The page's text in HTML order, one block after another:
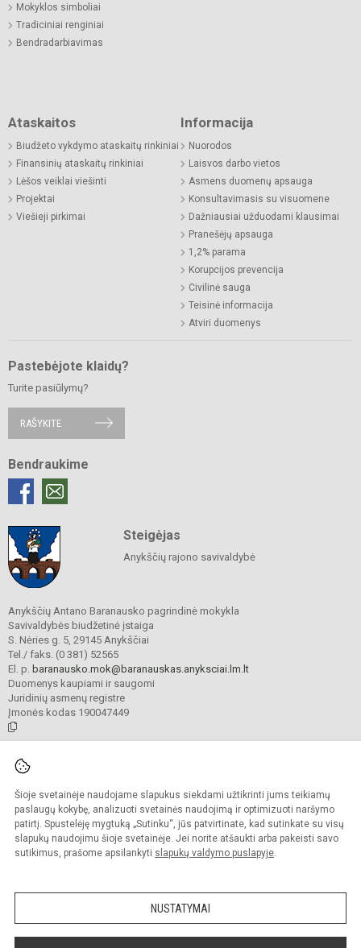
Šioje svetainėje naudojame slapukus siekdami užtikrinti jums teikiamų
paslaugų kokybę, analizuoti svetainės naudojimą ir optimizuoti naršymo
patirtį. Spustelėję mygtuką „Sutinku“, jūs patvirtinate, kad sutinkate su visų
slapukų naudojimu šioje svetainėje. Jei norite atšaukti arba pakeisti savo
sutikimus, prašome apsilankyti slapukų valdymo puslapyje.
NUSTATYMAI
Mokyklos simboliai
Tradiciniai renginiai
Bendradarbiavimas
Ataskaitos
Biudžeto vykdymo ataskaitų rinkiniai
Finansinių ataskaitų rinkiniai
Lėšos veiklai viešinti
Projektai
Viešieji pirkimai
Informacija
Nuorodos
Laisvos darbo vietos
Asmens duomenų apsauga
Konsultavimasis su visuomene
Dažniausiai užduodami klausimai
Pranešėjų apsauga
1,2% parama
Korupcijos prevencija
Civilinė sauga
Teisinė informacija
Atviri duomenys
Pastebėjote klaidų?
Turite pasiūlymų?
RAŠYKITE
Bendraukime
Steigėjas
Anykščių rajono savivaldybė
Anykščių Antano Baranausko pagrindinė mokykla
Savivaldybės biudžetinė įstaiga
S. Nėries g. 5, 29145 Anykščiai
Tel./ faks. (0 381) 52565
El. p. baranausko.mok@baranauskas.anyksciai.lm.lt
Duomenys kaupiami ir saugomi
Juridinių asmenų registre
Įmonės kodas 190047449
Kopijuoti turinį be raštiško mokyklos administracijos sutikimo griežtai
draudžiama.
Prieinamumo paraiška Slapukų valdymas
Sumanus būdas atnaujinti